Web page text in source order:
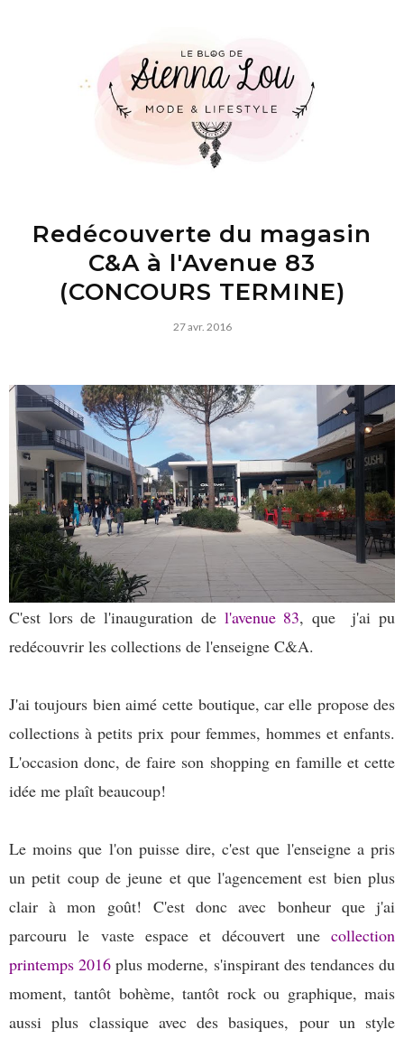
Redécouverte du magasin
C&A à l'Avenue 83
(CONCOURS TERMINE)
27 avr. 2016
C'est lors de l'inauguration de l'avenue 83, que j'ai pu
redécouvrir les collections de l'enseigne C&A.
J'ai toujours bien aimé cette boutique, car elle propose des
collections à petits prix pour femmes, hommes et enfants.
L'occasion donc, de faire son shopping en famille et cette
idée me plaît beaucoup!
Le moins que l'on puisse dire, c'est que l'enseigne a pris
un petit coup de jeune et que l'agencement est bien plus
clair à mon goût! C'est donc avec bonheur que j'ai
parcouru le vaste espace et découvert une collection
printemps 2016 plus moderne, s'inspirant des tendances du
moment, tantôt bohème, tantôt rock ou graphique, mais
aussi plus classique avec des basiques, pour un style